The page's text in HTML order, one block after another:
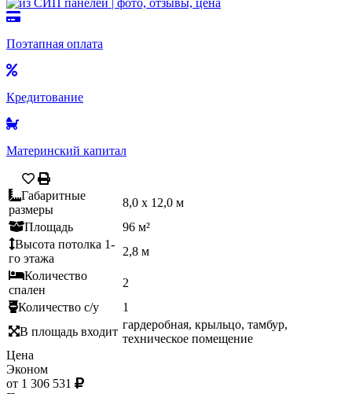
Поэтапная оплата
Кредитование
Материнский капитал
Габаритные
размеры
8,0 х 12,0 м
Площадь
96 м²
Высота потолка 1-
го этажа
2,8 м
Количество
спален
2
Количество с/у
1
В площадь входит
гардеробная, крыльцо, тамбур,
техническое помещение
Цена
Эконом
от 1 306 531